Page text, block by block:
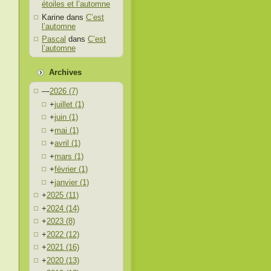
étoiles et l’automne
Karine dans C’est
l’automne
Pascal dans C’est
l’automne
Archives
—2026 (7)
+juillet (1)
+juin (1)
+mai (1)
+avril (1)
+mars (1)
+février (1)
+janvier (1)
+2025 (11)
+2024 (14)
+2023 (8)
+2022 (12)
+2021 (16)
+2020 (13)